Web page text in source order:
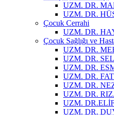
UZM. DR.
UZM. DR.
Çocuk Cerrahi
UZM. DR.
Çocuk Sağlığı ve
UZM. DR.
UZM. DR.
UZM. DR.
UZM. DR.
UZM. DR.
UZM. DR.
UZM.
UZM. DR.